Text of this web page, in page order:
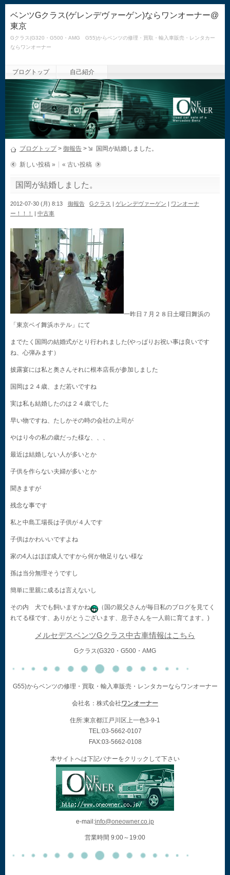
ベンツGクラス(ゲレンデヴァーゲン)ならワンオーナー@
東京
Gクラス(G320・G500・AMG G55)からベンツの修理・買取・輸入車販売・レンタカー
ならワンオーナー
ブログトップ 自己紹介
ブログトップ> 御報告 > 国岡が結婚しました。
新しい投稿 » « 古い投稿
国岡が結婚しました。
2012-07-30 (月) 8:13 御報告 Gクラス |ゲレンデヴァーゲン | ワンオーナ
ー！！！
| 中古車
一昨日７月２８日土曜日舞浜の
「東京ベイ舞浜ホテル」にて
までたく国岡の結婚式がとり行われました(やっぱりお祝い事は良いです
ね、心弾みます）
披露宴には私と奥さんそれに根本店長が参加しました
国岡は２４歳、まだ若いですね
実は私も結婚したのは２４歳でした
早い物ですね、たしかその時の会社の上司が
やはり今の私の歳だった様な、、、
最近は結婚しない人が多いとか
子供を作らない夫婦が多いとか
聞きますが
残念な事です
私と中島工場長は子供が４人です
子供はかわいいですよね
家の4人はほぼ成人ですから何か物足りない様な
孫は当分無理そうですし
簡単に里親に成るは言えないし
その内 犬でも飼いますかね
（国の親父さんが毎日私のブログを見てく
れてる様です、ありがとうございます、息子さんを一人前に育てます。)
メルセデスベンツGクラス中古車情報はこちら
Gクラス(G320・G500・AMG
G55)からベンツの修理・買取・輸入車販売・レンタカーならワンオーナー
会社名：株式会社ワンオーナー
住所:東京都江戸川区上一色3-9-1
TEL:03-5662-0107
FAX:03-5662-0108
本サイトへは下記バナーをクリックして下さい
e-mail:info@oneowner.co.jp
営業時間 9:00～19:00